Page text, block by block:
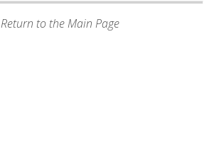
Return to the Main Page